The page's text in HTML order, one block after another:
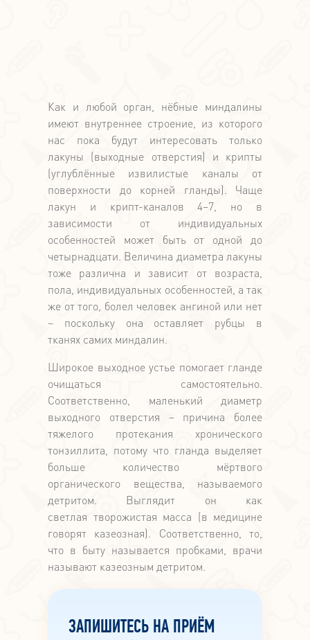
Как и любой орган, нёбные миндалины
имеют внутреннее строение, из которого
нас пока будут интересовать только
лакуны (выходные отверстия) и крипты
(углублённые извилистые каналы от
поверхности до корней гланды). Чаще
лакун и крипт-каналов 4–7, но в
зависимости от индивидуальных
особенностей может быть от одной до
четырнадцати. Величина диаметра лакуны
тоже различна и зависит от возраста,
пола, индивидуальных особенностей, а так
же от того, болел человек ангиной или нет
– поскольку она оставляет рубцы в
тканях самих миндалин.
Широкое выходное устье помогает гланде
очищаться самостоятельно.
Соответственно, маленький диаметр
выходного отверстия – причина более
тяжелого протекания хронического
тонзиллита, потому что гланда выделяет
больше количество мёртвого
органического вещества, называемого
детритом. Выглядит он как
светлая творожистая масса (в медицине
говорят казеозная). Соответственно, то,
что в быту называется пробками, врачи
называют казеозным детритом.
ЗАПИШИТЕСЬ НА ПРИЁМ